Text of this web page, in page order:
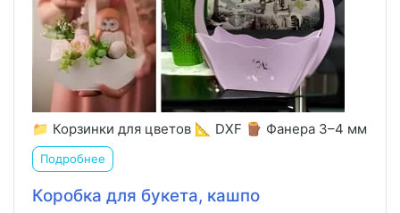
📁 Корзинки для цветов 📐 DXF 🪵 Фанера 3–4 мм
Подробнее
Коробка для букета, кашпо